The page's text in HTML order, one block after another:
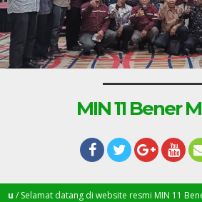
MIN 11 Bener
datang di website resmi MIN 11 Bener Meriah